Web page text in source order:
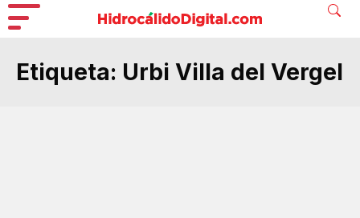
Etiqueta: Urbi Villa del Vergel